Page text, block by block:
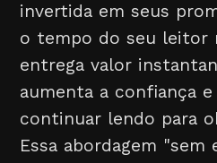
invertida em seus
o tempo do seu leitor
entrega valor
aumenta a confiança
continuar lendo para
Essa abordagem "sem